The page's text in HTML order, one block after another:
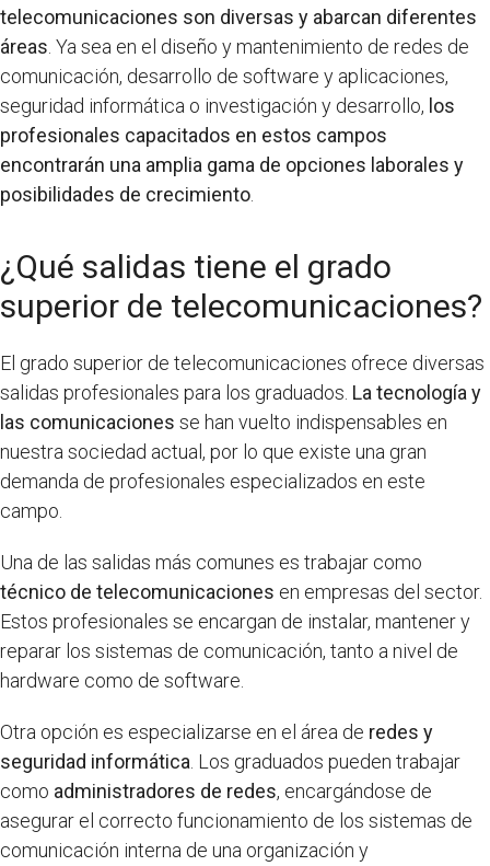
telecomunicaciones son diversas y abarcan diferentes
áreas . Ya sea en el diseño y mantenimiento de redes de
comunicación, desarrollo de software y aplicaciones,
seguridad informática o investigación y desarrollo, los
profesionales capacitados en estos campos
encontrarán una amplia gama de opciones laborales y
posibilidades de crecimiento
¿Qué salidas tiene el grado
superior de telecomunicaciones?
El grado superior de telecomunicaciones ofrece diversas
salidas profesionales para los graduados. La tecnología y
las comunicaciones se han vuelto indispensables en
nuestra sociedad actual, por lo que existe una gran
demanda de profesionales especializados en este
campo.
Una de las salidas más comunes es trabajar como
técnico de telecomunicaciones en empresas del sector.
Estos profesionales se encargan de instalar, mantener y
reparar los sistemas de comunicación, tanto a nivel de
hardware como de software.
Otra opción es especializarse en el área de redes y
seguridad informática . Los graduados pueden trabajar
como administradores de redes, encargándose de
asegurar el correcto funcionamiento de los sistemas de
comunicación interna de una organización y